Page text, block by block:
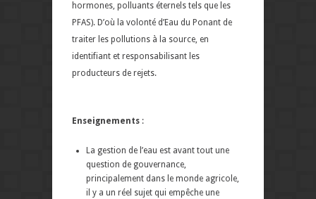
hormones, polluants éternels tels que les
PFAS). D’où la volonté d’Eau du Ponant de
traiter les pollutions à la source, en
identifiant et responsabilisant les
producteurs de rejets.
Enseignements :
La gestion de l’eau est avant tout une
question de gouvernance,
principalement dans le monde agricole,
il y a un réel sujet qui empêche une